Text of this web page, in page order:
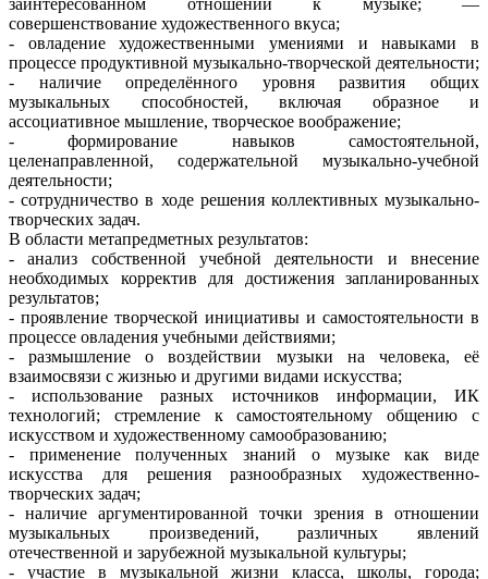
совершенствование художественного вкуса;
- овладение художественными умениями и навыками в
процессе продуктивной музыкально-творческой деятельности;
- наличие определённого уровня развития общих
музыкальных способностей, включая образное и
ассоциативное мышление, творческое воображение;
- формирование навыков самостоятельной,
целенаправленной, содержательной музыкально-учебной
деятельности;
- сотрудничество в ходе решения коллективных музыкально-
творческих задач.
В области метапредметных результатов:
- анализ собственной учебной деятельности и внесение
необходимых корректив для достижения запланированных
результатов;
- проявление творческой инициативы и самостоятельности в
процессе овладения учебными действиями;
- размышление о воздействии музыки на человека, её
взаимосвязи с жизнью и другими видами искусства;
- использование разных источников информации, ИК
технологий; стремление к самостоятельному общению с
искусством и художественному самообразованию;
- применение полученных знаний о музыке как виде
искусства для решения разнообразных художественно-
творческих задач;
- наличие аргументированной точки зрения в отношении
музыкальных произведений, различных явлений
отечественной и зарубежной музыкальной культуры;
- участие в музыкальной жизни класса, школы, города;